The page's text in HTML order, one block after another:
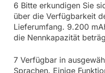
6 Bitte erkundigen Sie
über die Verfügbarkeit
Lieferumfang. 9.200
die Nennkapazität
7 Verfügbar in
Sprachen. Einige